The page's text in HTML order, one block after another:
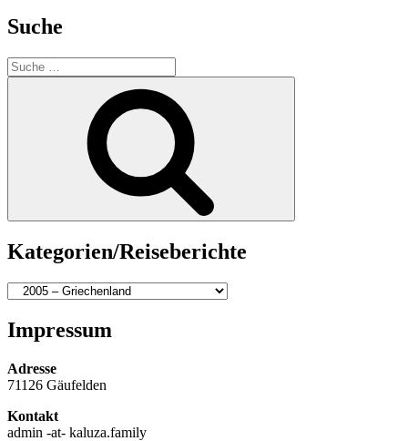
Suche
Suche
nach:
Kategorien/Reiseberichte
Kategorien/Reiseberichte
Impressum
Adresse
71126 Gäufelden
Kontakt
admin -at- kaluza.family